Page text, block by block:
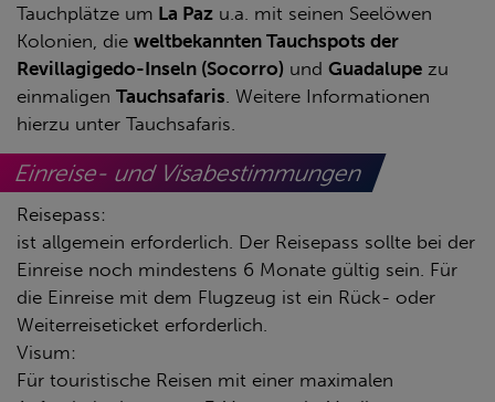
Tauchplätze um La Paz u.a. mit seinen Seelöwen
Kolonien, die weltbekannten Tauchspots der
Revillagigedo-Inseln (Socorro) und Guadalupe zu
einmaligen Tauchsafaris . Weitere Informationen
hierzu unter Tauchsafaris.
Einreise- und Visabestimmungen
Reisepass:
ist allgemein erforderlich. Der Reisepass sollte bei der
Einreise noch mindestens 6 Monate gültig sein. Für
die Einreise mit dem Flugzeug ist ein Rück- oder
Weiterreiseticket erforderlich.
Visum:
Für touristische Reisen mit einer maximalen